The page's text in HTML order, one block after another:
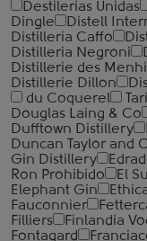
Destilerias Unidas
Dingle
Distell
Distilleria Caffo
Distilleria Negroni
Distillerie des
Distillerie Dillon
du Coquerel
Douglas Laing & Co
Dufftown Distillery
Duncan Taylor and
Gin Distillery
Ron Prohibido
El
Elephant Gin
Fauconnier
Filliers
Finlandia
Fontagard